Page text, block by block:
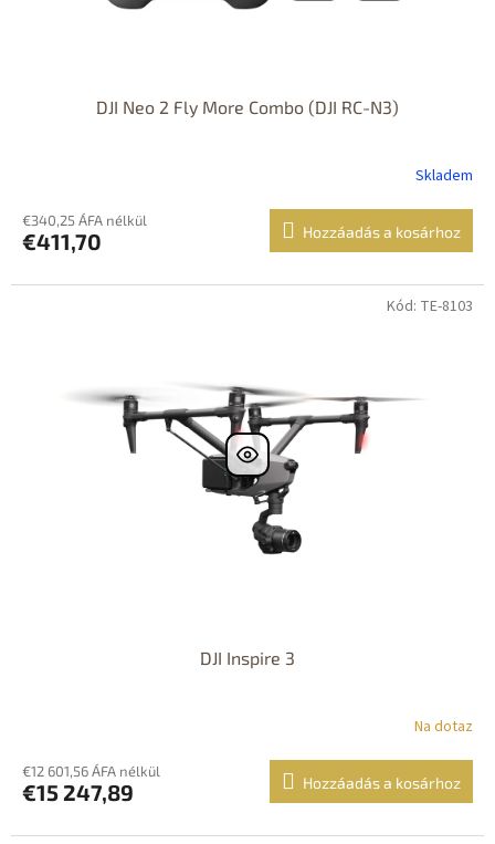
DJI Neo 2 Fly More Combo (DJI RC-N3)
Skladem
€340,25 ÁFA nélkül
€411,70 Hozzáadás a kosárhoz
DJI Inspire 3
Na dotaz
€12 601,56 ÁFA nélkül
€15 247,89 Hozzáadás a kosárhoz
Kód: TE-8103